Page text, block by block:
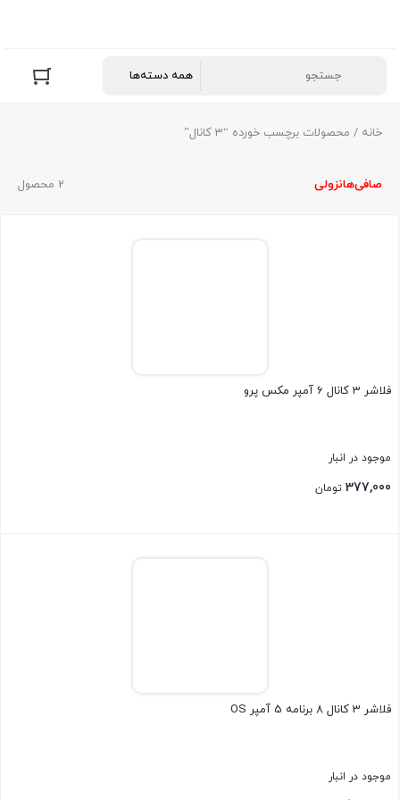
خانه / محصولات برچسب خورده “3 کانال”
2 محصول صافی‌هانزولی
فلاشر 3 کانال 6 آمپر مکس پرو
موجود در انبار
377,000 تومان
فلاشر 3 کانال 8 برنامه 5 آمپر OS
موجود در انبار